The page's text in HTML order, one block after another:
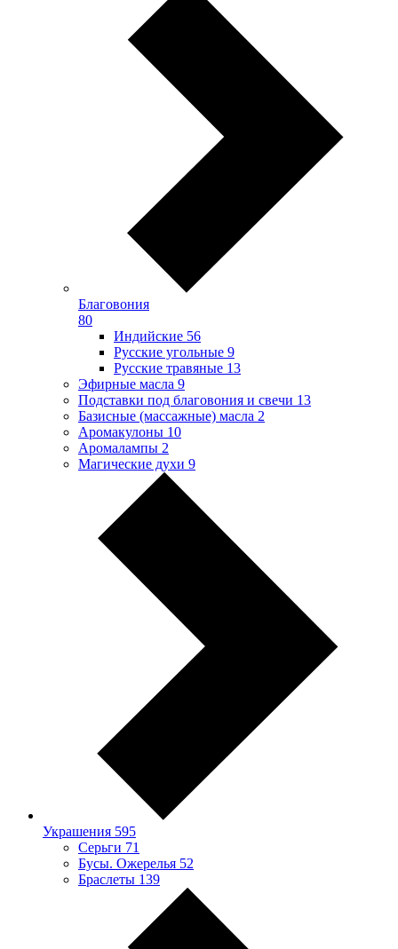
Благовония
80
Индийские 56
Русские угольные 9
Русские травяные 13
Эфирные масла 9
Подставки под благовония и свечи 13
Базисные (массажные) масла 2
Аромакулоны 10
Аромалампы 2
Магические духи 9
Украшения 595
Серьги 71
Бусы. Ожерелья 52
Браслеты 139